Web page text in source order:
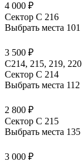
4 000 ₽
Сектор C 216
Выбрать места 101
3 500 ₽
С214, 215, 219, 220
Сектор C 214
Выбрать места 112
2 800 ₽
Сектор C 215
Выбрать места 135
3 000 ₽